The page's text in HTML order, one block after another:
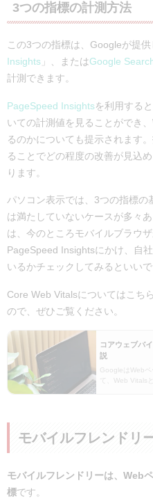
3つの指標の計測方法
この3つの指標は、Googleが提供
Insights 」、またはGoogle
計測できます。
PageSpeed Insightsを利用する
いての計測値を見ることができ
るのかについても提示されます
ることでどの程度の改善が見込
ります。
パソコン表示では、3つの指標
は満たしていないケースが多々
は、今のところモバイルブラウ
PageSpeed Insightsにかけ、自
いるかチェックしてみるといいで
Core Web Vitalsについてはこち
ので、ぜひご覧ください。
コアウェブバ
説
GoogleはWebペ
て、Web Vitals
モバイルフレンドリ
モバイルフレンドリーは、Web
標です。